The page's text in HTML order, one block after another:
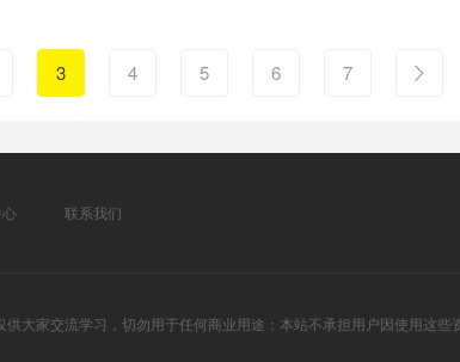
3 4 5 6 7
联系我们
大家交流学习，切勿用于任何商业用途；本站不承担用户因使用这些